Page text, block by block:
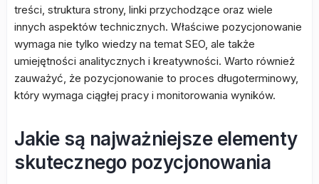
treści, struktura strony, linki przychodzące oraz wiele
innych aspektów technicznych. Właściwe pozycjonowanie
wymaga nie tylko wiedzy na temat SEO, ale także
umiejętności analitycznych i kreatywności. Warto również
zauważyć, że pozycjonowanie to proces długoterminowy,
który wymaga ciągłej pracy i monitorowania wyników.
Jakie są najważniejsze elementy
skutecznego pozycjonowania